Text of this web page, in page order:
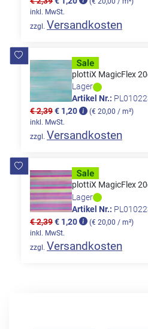
inkl. MwSt.
zzgl. Versandkosten
plottiX MagicFlex
Lager
Artikel Nr.:
€ 2,39€ 1,20
(€ 20,00 / m²)
inkl. MwSt.
zzgl. Versandkosten
plottiX MagicFlex
Lager
Artikel Nr.:
€ 2,39€ 1,20
(€ 20,00 / m²)
inkl. MwSt.
zzgl. Versandkosten